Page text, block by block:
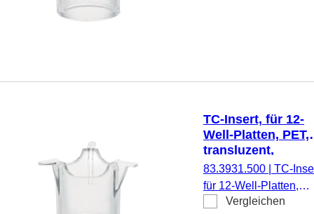
TC-Insert, für 12-
Well-Platten, PET,
transluzent,
Porengröße: 5 µm
83.3931.500
TC-
für 12-Well-Platten,
Membran: PET,
Vergleichen